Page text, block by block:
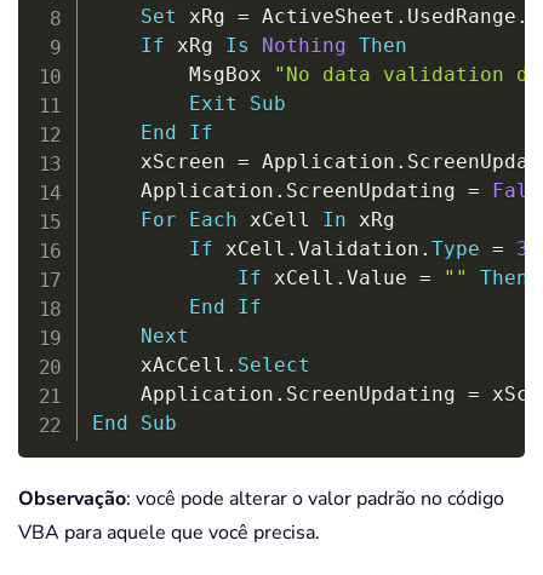
Set xRg = ActiveSheet . UsedRange .
If xRg Is Nothing Then
        MsgBox
"No data validation
Exit
Sub
End
If
    xScreen
= Application .
    Application
. ScreenUpdating =
For
Each xCell In xRg
If xCell . Validation . Type = 3
If xCell . Value = "" Then
End
If
Next
    xAcCell
. Select
    Application
. ScreenUpdating =
End
Sub
Observação: você pode alterar o valor padrão no código
VBA para aquele que você precisa.